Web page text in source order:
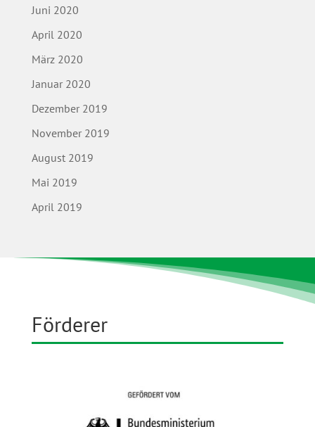
Juni 2020
April 2020
März 2020
Januar 2020
Dezember 2019
November 2019
August 2019
Mai 2019
April 2019
Förderer